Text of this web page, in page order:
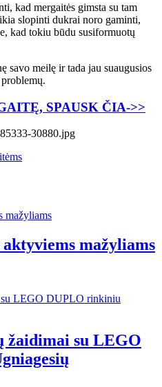
kad mergaitės gimsta su tam
slopinti dukrai noro gaminti,
kad tokiu būdu susiformuotų
savo meilę ir tada jau suaugusios
SPAUSK ČIA->>
mažyliams
žaidimai su LEGO